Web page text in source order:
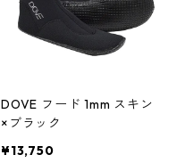
DOVE フード 1mm スキン
×ブラック
¥13,750